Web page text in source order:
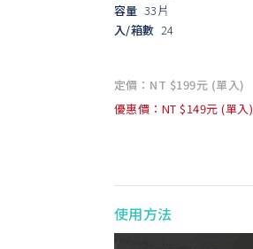
容量 33片
入/箱數 24
定價：NT $199元 (單入)
優惠價：NT $149元 (單入)
使用方法